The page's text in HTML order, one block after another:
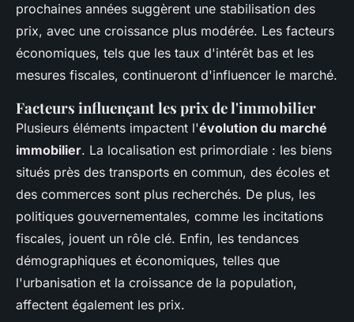
prochaines années suggèrent une stabilisation des
prix, avec une croissance plus modérée. Les facteurs
économiques, tels que les taux d'intérêt bas et les
mesures fiscales, continueront d'influencer le marché.
Facteurs influençant les prix de l'immobilier
Plusieurs éléments impactent l'évolution du marché
immobilier. La localisation est primordiale : les biens
situés près des transports en commun, des écoles et
des commerces sont plus recherchés. De plus, les
politiques gouvernementales, comme les incitations
fiscales, jouent un rôle clé. Enfin, les tendances
démographiques et économiques, telles que
l'urbanisation et la croissance de la population,
affectent également les prix.